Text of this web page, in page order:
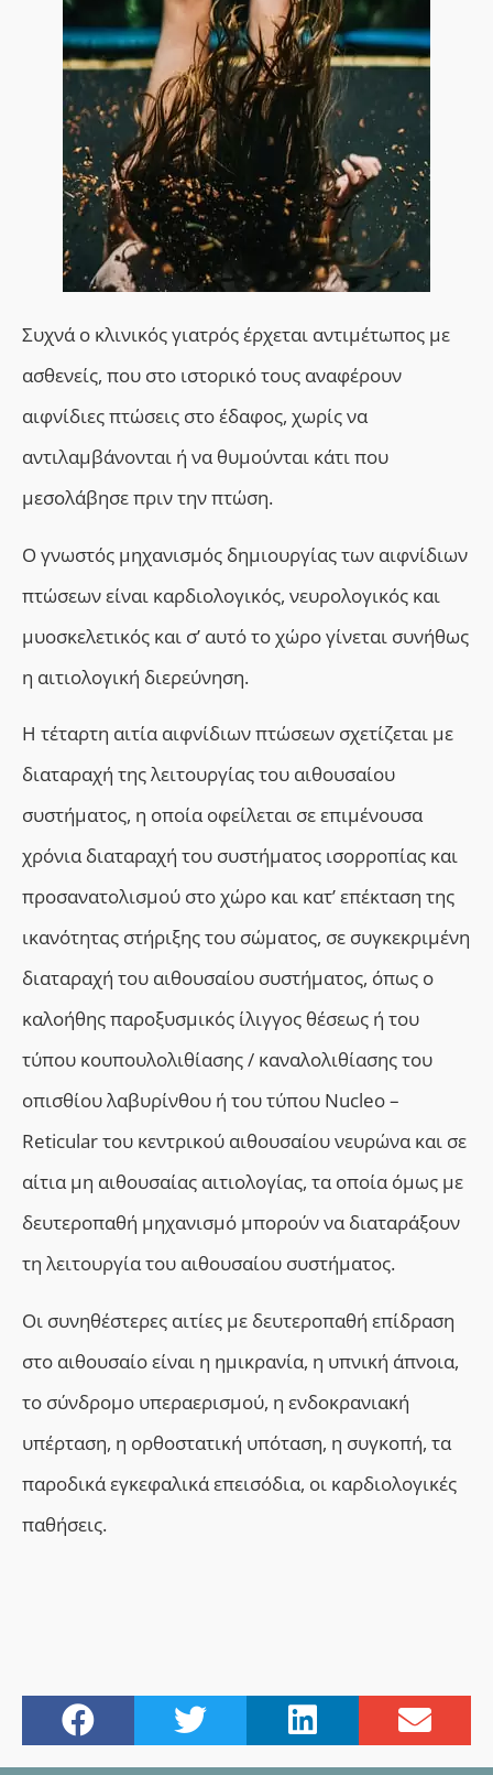
Συχνά ο κλινικός γιατρός έρχεται αντιμέτωπος με
ασθενείς, που στο ιστορικό τους αναφέρουν
αιφνίδιες πτώσεις στο έδαφος, χωρίς να
αντιλαμβάνονται ή να θυμούνται κάτι που
μεσολάβησε πριν την πτώση.
Ο γνωστός μηχανισμός δημιουργίας των αιφνίδιων
πτώσεωνείναι καρδιολογικός, νευρολογικός και
μυοσκελετικός και σ’ αυτό το χώρο γίνεται συνήθως
η αιτιολογική διερεύνηση.
Η τέταρτη αιτίααιφνίδιων πτώσεων σχετίζεται με
διαταραχή της λειτουργίας του αιθουσαίου
συστήματος, η οποία οφείλεται σε επιμένουσα
χρόνια διαταραχή του συστήματος ισορροπίας και
προσανατολισμού στο χώρο και κατ’ επέκταση της
ικανότητας στήριξης του σώματος, σε συγκεκριμένη
διαταραχή του αιθουσαίου συστήματος, όπως ο
καλοήθης παροξυσμικός ίλιγγος θέσεως ή του
τύπου κουπουλολιθίασης / καναλολιθίασης του
οπισθίου λαβυρίνθου ή του τύπου Nucleo –
Reticular του κεντρικού αιθουσαίου νευρώνακαι σε
αίτια μη αιθουσαίας αιτιολογίας, τα οποία όμως με
δευτεροπαθή μηχανισμό μπορούν να διαταράξουν
τη λειτουργία του αιθουσαίου συστήματος.
Οι συνηθέστερες αιτίες με δευτεροπαθή επίδραση
στο αιθουσαίο είναι η ημικρανία, η υπνική άπνοια,
το σύνδρομο υπεραερισμού, η ενδοκρανιακή
υπέρταση, η ορθοστατική υπόταση, η συγκοπή, τα
παροδικά εγκεφαλικά επεισόδια, οι καρδιολογικές
παθήσεις.